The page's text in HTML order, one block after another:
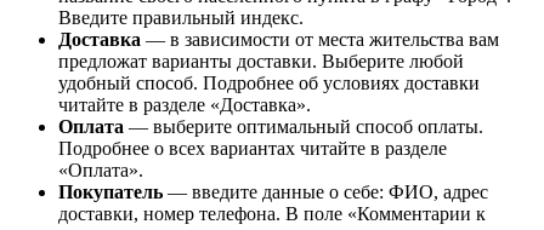
Введите правильный индекс.
Доставка — в зависимости от места жительства вам
предложат варианты доставки. Выберите любой
удобный способ. Подробнее об условиях доставки
читайте в разделе «Доставка».
Оплата — выберите оптимальный способ оплаты.
Подробнее о всех вариантах читайте в разделе
«Оплата».
Покупатель — введите данные о себе: ФИО, адрес
доставки, номер телефона. В поле «Комментарии к